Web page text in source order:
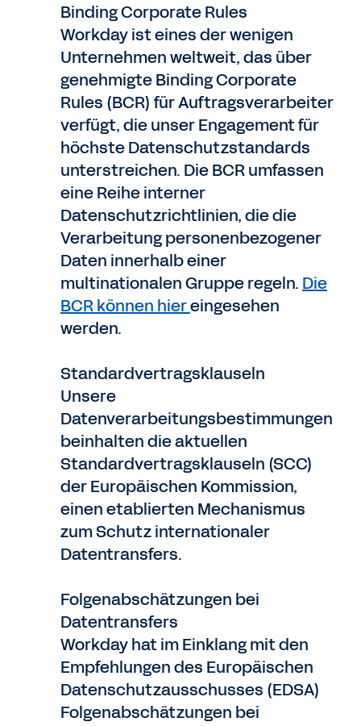
Binding Corporate Rules
Workday ist eines der wenigen
Unternehmen weltweit, das über
genehmigte Binding Corporate
Rules (BCR) für Auftragsverarbeiter
verfügt, die unser Engagement für
höchste Datenschutzstandards
unterstreichen. Die BCR umfassen
eine Reihe interner
Datenschutzrichtlinien, die die
Verarbeitung personenbezogener
Daten innerhalb einer
multinationalen Gruppe regeln. Die
BCR können hiereingesehen
werden.
Standardvertragsklauseln
Unsere
Datenverarbeitungsbestimmungen
beinhalten die aktuellen
Standardvertragsklauseln (SCC)
der Europäischen Kommission,
einen etablierten Mechanismus
zum Schutz internationaler
Datentransfers.
Folgenabschätzungen bei
Datentransfers
Workday hat im Einklang mit den
Empfehlungen des Europäischen
Datenschutzausschusses (EDSA)
Folgenabschätzungen bei